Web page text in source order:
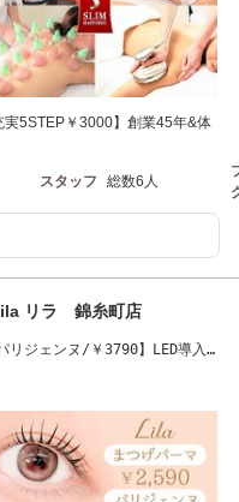
5STEP￥3000】創業45年&体
スタッフ 総数6人
リラ 錦糸町店
リジェンヌ/￥3790】LED導入